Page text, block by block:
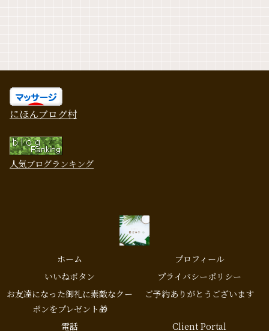
にほんブログ村
人気ブログランキング
ホーム
プロフィール
いいねボタン
プライバシーポリシー
お友達になった御礼に素敵なクー
ポンをプレゼント🎁
ご予約ありがとうございます
電話 Client Portal